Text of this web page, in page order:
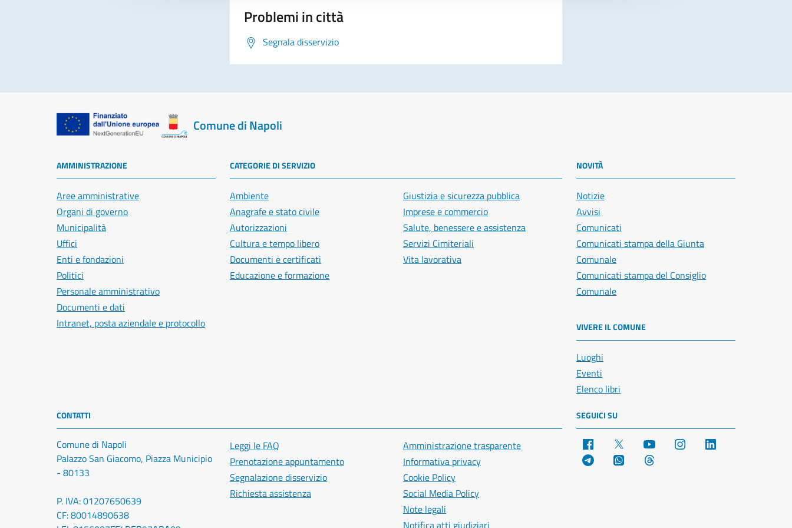
Problemi in città
Segnala disservizio
Comune di Napoli
AMMINISTRAZIONE
Aree amministrative
Organi di governo
Municipalità
Uffici
Enti e fondazioni
Politici
Personale amministrativo
Documenti e dati
Intranet, posta aziendale e protocollo
CATEGORIE DI SERVIZIO
Ambiente
Anagrafe e stato civile
Autorizzazioni
Cultura e tempo libero
Documenti e certificati
Educazione e formazione
Giustizia e sicurezza pubblica
Imprese e commercio
Salute, benessere e assistenza
Servizi Cimiteriali
Vita lavorativa
NOVITÀ
Notizie
Avvisi
Comunicati
Comunicati stampa della Giunta
Comunale
Comunicati stampa del Consiglio
Comunale
VIVERE IL COMUNE
Luoghi
Eventi
Elenco libri
CONTATTI
Comune di Napoli
Palazzo San Giacomo, Piazza Municipio
- 80133
P. IVA: 01207650639
CF: 80014890638
Leggi le FAQ
Prenotazione appuntamento
Segnalazione disservizio
Richiesta assistenza
Amministrazione trasparente
Informativa privacy
Cookie Policy
Social Media Policy
Note legali
SEGUICI SU
Facebook YouTube Instagram
Telegram WhatsApp